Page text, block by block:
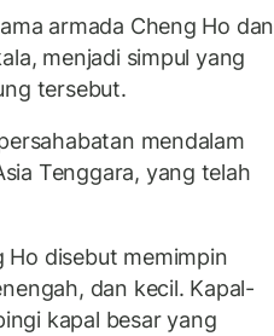
armada Cheng Ho dan
menjadi simpul yang
tersebut.
mendalam
Tenggara, yang telah
Ho disebut memimpin
dan kecil. Kapal-
kapal besar yang